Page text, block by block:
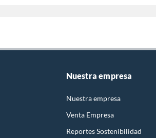
Nuestra empresa
Nuestra empresa
Venta Empresa
Reportes Sostenibilidad